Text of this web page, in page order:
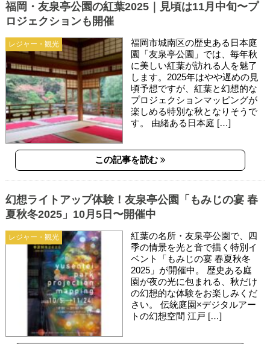
レジャー・観光
福岡・友泉亭公園の紅葉2025｜見頃は11月中旬〜プ
ロジェクションも開催
福岡市城南区の歴史ある日本庭
園「友泉亭公園」では、毎年秋
に美しい紅葉が訪れる人を魅了
します。2025年はやや遅めの見
頃予想ですが、紅葉と幻想的な
プロジェクションマッピングが
楽しめる特別な秋となりそうで
す。 由緒ある日本庭 […]
この記事を読む
レジャー・観光
幻想ライトアップ体験！友泉亭公園「もみじの宴 春
夏秋冬2025」10月5日〜開催中
紅葉の名所・友泉亭公園で、四
季の情景を光と音で描く特別イ
ベント「もみじの宴 春夏秋冬
2025」が開催中。 歴史ある庭
園が夜の光に包まれる、秋だけ
の幻想的な体験をお楽しみくだ
さい。 伝統庭園×デジタルアー
トの幻想空間 江戸 […]